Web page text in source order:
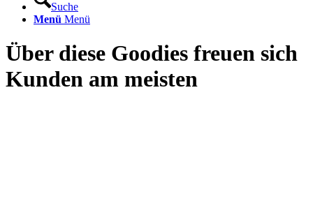
Suche
Menü Menü
Über diese Goodies freuen sich
Kunden am meisten